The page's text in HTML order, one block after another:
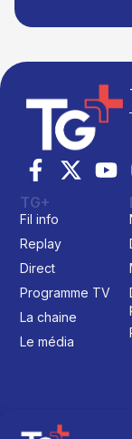
TG+
Fil info
Replay
Direct
Programme TV
La chaine
Le média